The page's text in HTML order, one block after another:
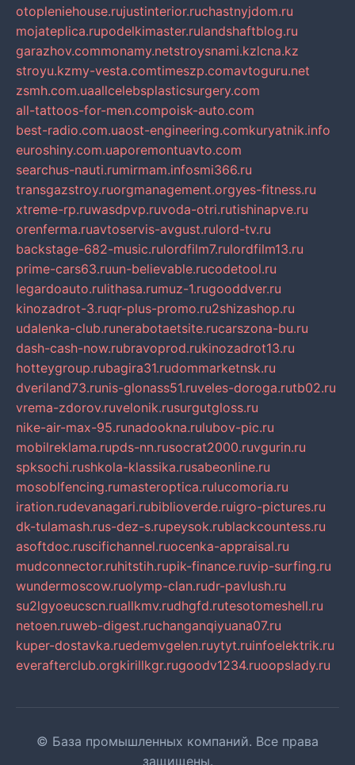
otopleniehouse.rujustinterior.ruchastnyjdom.ru
mojateplica.rupodelkimaster.rulandshaftblog.ru
garazhov.commonamy.netstroysnami.kzlcna.kz
stroyu.kzmy-vesta.comtimeszp.comavtoguru.net
zsmh.com.uaallcelebsplasticsurgery.com
all-tattoos-for-men.compoisk-auto.com
best-radio.com.uaost-engineering.comkuryatnik.info
euroshiny.com.uaporemontuavto.com
searchus-nauti.rumirmam.infosmi366.ru
transgazstroy.ruorgmanagement.orgyes-fitness.ru
xtreme-rp.ruwasdpvp.ruvoda-otri.rutishinapve.ru
orenferma.ruavtoservis-avgust.rulord-tv.ru
backstage-682-music.rulordfilm7.rulordfilm13.ru
prime-cars63.ruun-believable.rucodetool.ru
legardoauto.rulithasa.rumuz-1.rugooddver.ru
kinozadrot-3.ruqr-plus-promo.ru2shizashop.ru
udalenka-club.runerabotaetsite.rucarszona-bu.ru
dash-cash-now.rubravoprod.rukinozadrot13.ru
hotteygroup.rubagira31.rudommarketnsk.ru
dveriland73.runis-glonass51.ruveles-doroga.rutb02.ru
vrema-zdorov.ruvelonik.rusurgutgloss.ru
nike-air-max-95.runadookna.rulubov-pic.ru
mobilreklama.rupds-nn.rusocrat2000.ruvgurin.ru
spksochi.rushkola-klassika.rusabeonline.ru
mosoblfencing.rumasteroptica.rulucomoria.ru
iration.rudevanagari.rubiblioverde.ruigro-pictures.ru
dk-tulamash.rus-dez-s.rupeysok.rublackcountess.ru
asoftdoc.ruscifichannel.ruocenka-appraisal.ru
mudconnector.ruhitstih.rupik-finance.ruvip-surfing.ru
wundermoscow.ruolymp-clan.rudr-pavlush.ru
su2lgyoeucscn.ruallkmv.rudhgfd.rutesotomeshell.ru
netoen.ruweb-digest.ruchanganqiyuana07.ru
kuper-dostavka.ruedemvgelen.ruytyt.ruinfoelektrik.ru
everafterclub.orgkirillkgr.rugoodv1234.ruoopslady.ru
© База промышленных компаний. Все права
защищены.